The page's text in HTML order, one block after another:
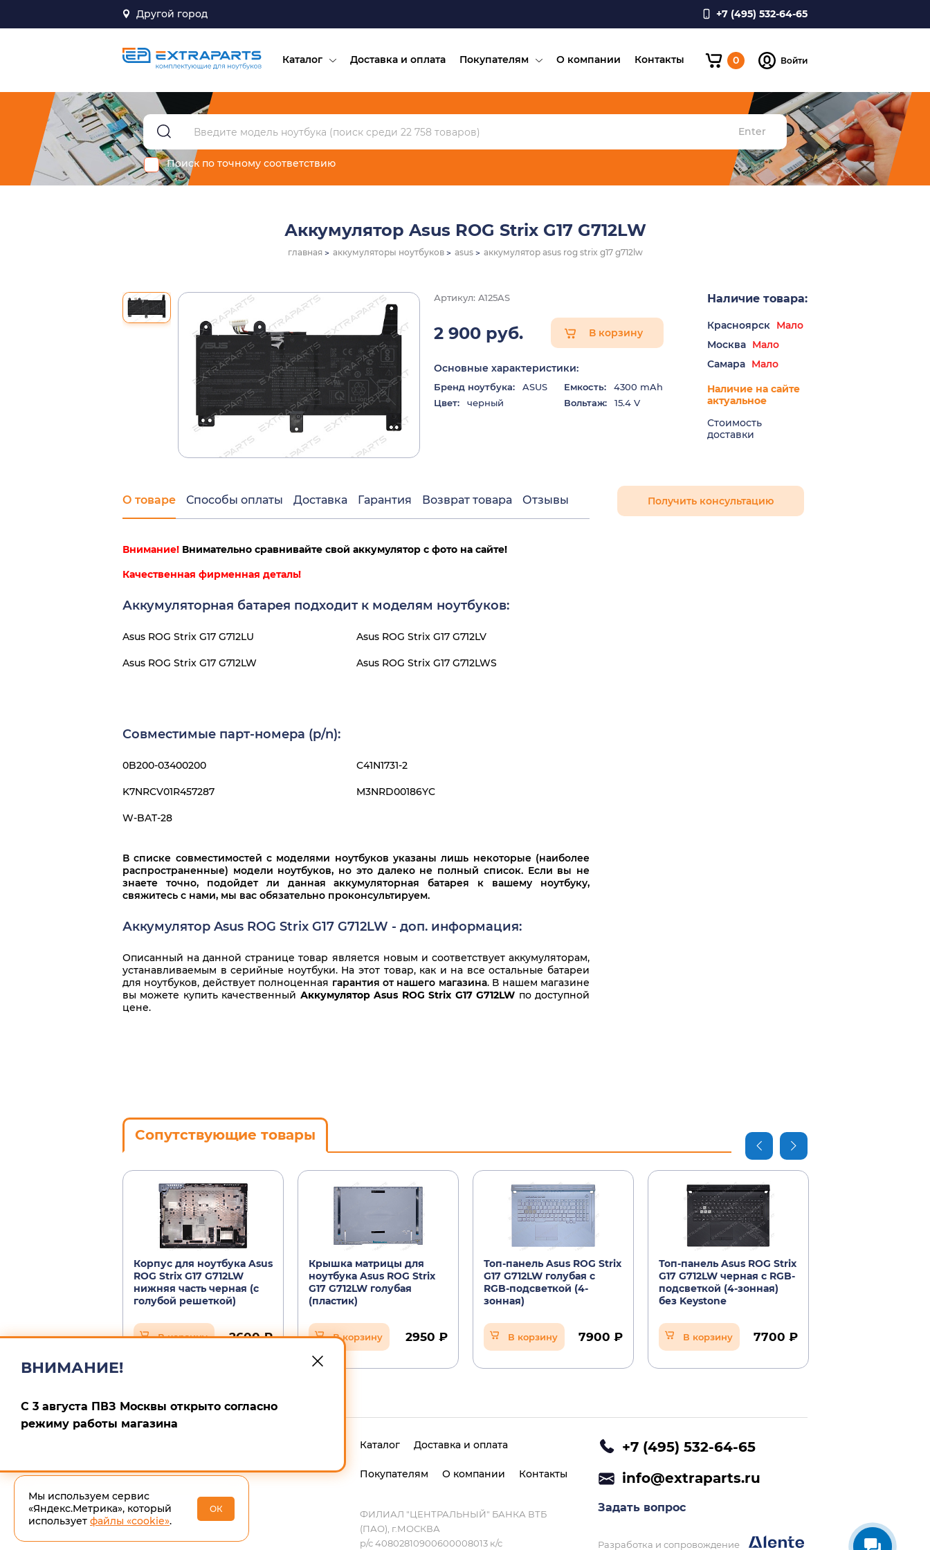
Другой город +7 (495) 532-64-65
Каталог Доставка и оплата Покупателям О компании Контакты 0 Войти
Enter
Поиск по точному соответствию
Аккумулятор Asus ROG Strix G17 G712LW
главная аккумуляторы ноутбуков asus аккумулятор asus rog strix g17 g712lw
Артикул: A125AS
2 900 руб. В корзину
Основные характеристики:
Бренд ноутбука: ASUS Емкость:
4300 mAh
Цвет:
черный Вольтаж: 15.4 V
Наличие товара:
Красноярск Мало
Москва Мало
Самара Мало
Наличие на сайте
актуальное
Стоимость
доставки
О товаре Способы оплаты Доставка Гарантия Возврат товара Отзывы
Внимание! Внимательно сравнивайте свой аккумулятор с фото на сайте!
Качественная фирменная деталь!
Аккумуляторная батарея подходит к моделям ноутбуков:
Asus ROG Strix G17 G712LU Asus ROG Strix G17 G712LV
Asus ROG Strix G17 G712LW Asus ROG Strix G17 G712LWS
Совместимые парт-номера (p/n):
0B200-03400200 C41N1731-2
K7NRCV01R457287 M3NRD00186YC
W-BAT-28
В списке совместимостей с моделями ноутбуков указаны лишь некоторые (наиболее
распространенные) модели ноутбуков, но это далеко не полный список. Если вы не
знаете точно, подойдет ли данная аккумуляторная батарея к вашему ноутбуку,
свяжитесь с нами, мы вас обязательно проконсультируем.
Аккумулятор Asus ROG Strix G17 G712LW - доп. информация:
Описанный на данной странице товар является новым и соответствует аккумуляторам,
устанавливаемым в серийные ноутбуки. На этот товар, как и на все остальные батареи
для ноутбуков, действует полноценная гарантия от нашего магазина. В нашем магазине
вы можете купить качественный Аккумулятор Asus ROG Strix G17 G712LW по доступной
цене.
Получить консультацию
Сопутствующие товары
Корпус для ноутбука Asus
ROG Strix G17 G712LW
нижняя часть черная (с
голубой решеткой)
В корзину 2600 ₽
Крышка матрицы для
ноутбука Asus ROG Strix
G17 G712LW голубая
(пластик)
В корзину 2950 ₽
Топ-панель Asus ROG Strix
G17 G712LW голубая с
RGB-подсветкой (4-
зонная)
В корзину 7900 ₽
Топ-панель Asus ROG Strix
G17 G712LW черная с RGB-
подсветкой (4-зонная)
без Keystone
В корзину 7700 ₽
Каталог Доставка и оплата
Покупателям О компании Контакты
ФИЛИАЛ "ЦЕНТРАЛЬНЫЙ" БАНКА ВТБ
(ПАО), г.МОСКВА
р/с 40802810900600008013 к/с
+7 (495) 532-64-65
info@extraparts.ru
Задать вопрос
Разработка и сопровождение
Мы используем сервис
«Яндекс.Метрика», который
использует файлы «cookie».
ОК
ВНИМАНИЕ!
С 3 августа ПВЗ Москвы открыто согласно
режиму работы магазина